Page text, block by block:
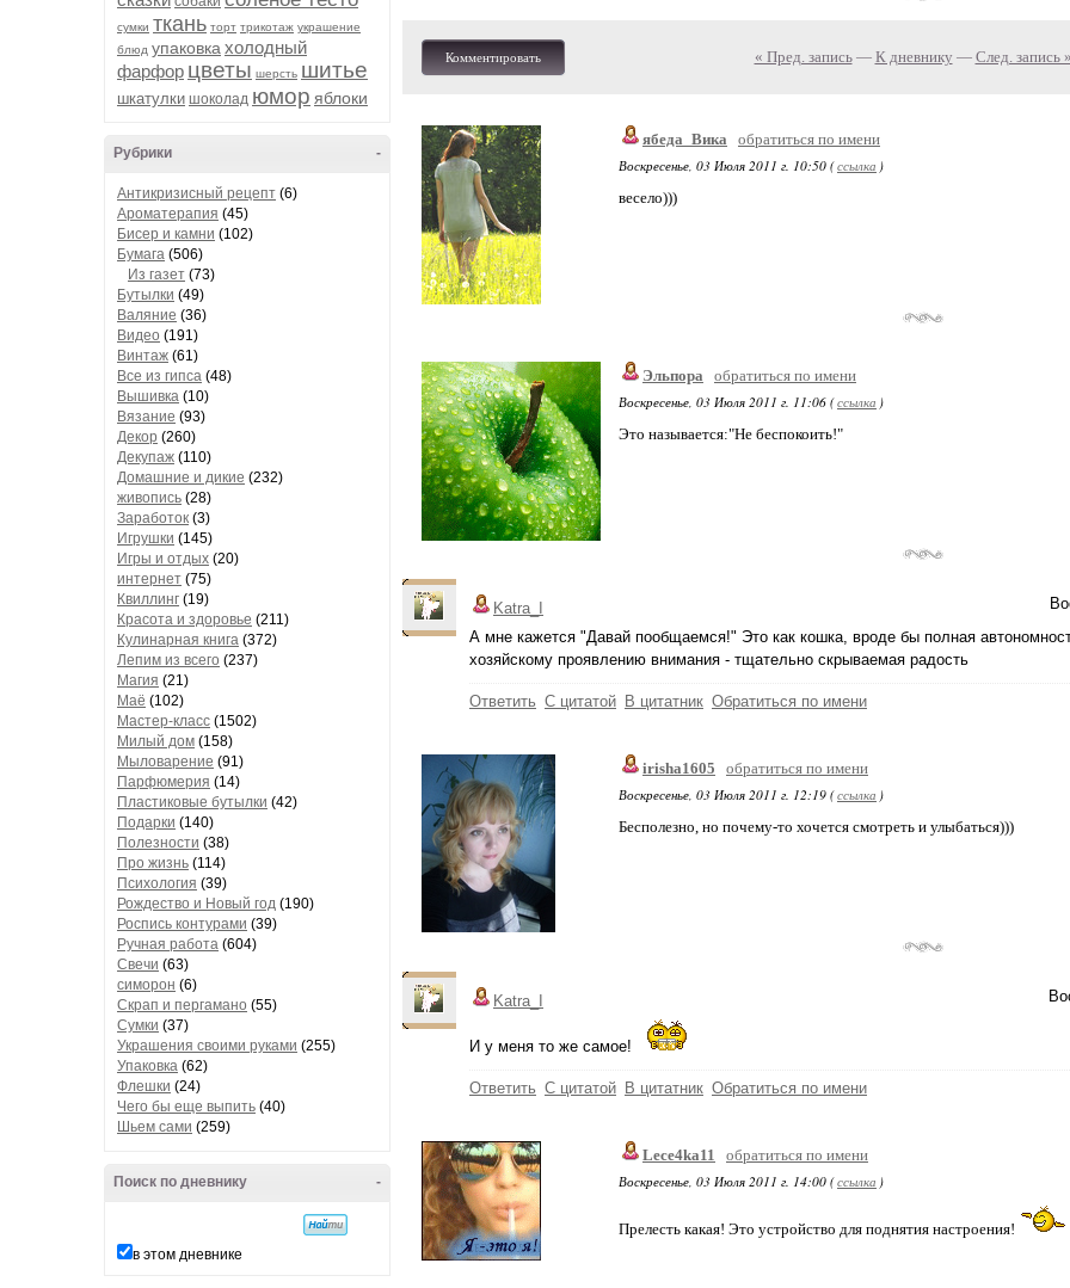
сумки ткань торт трикотаж украшение
блюд упаковка холодный
фарфор цветы шерсть шитье
шкатулки шоколад юмор яблоки
-
Рубрики
Антикризисный рецепт (6)
Ароматерапия (45)
Бисер и камни (102)
Бумага (506)
Из газет (73)
Бутылки (49)
Валяние (36)
Видео (191)
Винтаж (61)
Все из гипса (48)
Вышивка (10)
Вязание (93)
Декор (260)
Декупаж (110)
Домашние и дикие (232)
живопись (28)
Заработок (3)
Игрушки (145)
Игры и отдых (20)
интернет (75)
Квиллинг (19)
Красота и здоровье (211)
Кулинарная книга (372)
Лепим из всего (237)
Магия (21)
Маё (102)
Мастер-класс (1502)
Милый дом (158)
Мыловарение (91)
Парфюмерия (14)
Пластиковые бутылки (42)
Подарки (140)
Полезности (38)
Про жизнь (114)
Психология (39)
Рождество и Новый год (190)
Роспись контурами (39)
Ручная работа (604)
Свечи (63)
симорон (6)
Скрап и пергамано (55)
Сумки (37)
Украшения своими руками (255)
Упаковка (62)
Флешки (24)
Чего бы еще выпить (40)
Шьем сами (259)
-
Поиск по дневнику
в этом дневнике
Комментировать « Пред. запись— К дневнику — След. запись »
ябеда_Вика
обратиться по имени
Воскресенье, 03 Июля 2011 г. 10:50 (ссылка )
весело)))
Эльпора
обратиться по имени
Воскресенье, 03 Июля 2011 г. 11:06 (ссылка )
Это называется:"Не беспокоить!"
Katra_I
А мне кажется "Давай пообщаемся!" Это как кошка, вроде бы полная
хозяйскому проявлению внимания - тщательно скрываемая радость
Ответить С цитатой В цитатник Обратиться по имени
irisha1605
обратиться по имени
Воскресенье, 03 Июля 2011 г. 12:19 (ссылка )
Бесполезно, но почему-то хочется смотреть и улыбаться)))
Katra_I
И у меня то же самое!
Ответить С цитатой В цитатник Обратиться по имени
Lece4ka11
обратиться по имени
Воскресенье, 03 Июля 2011 г. 14:00 (ссылка )
Прелесть какая! Это устройство для поднятия настроения!